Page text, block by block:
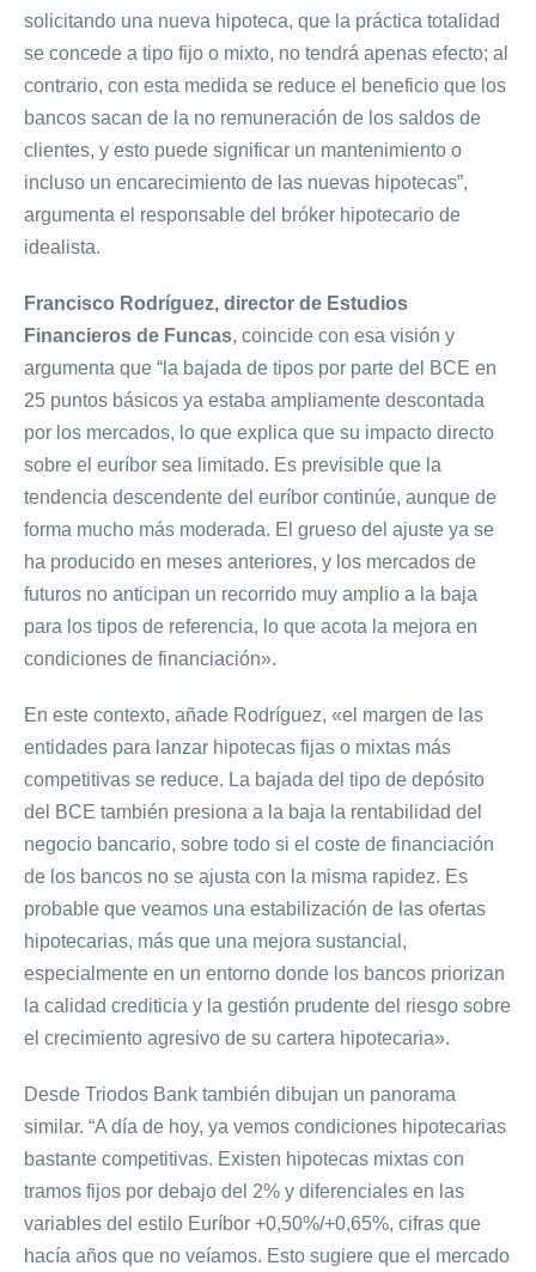
solicitando una nueva hipoteca, que la práctica totalidad
se concede a tipo fijo o mixto, no tendrá apenas efecto; al
contrario, con esta medida se reduce el beneficio que los
bancos sacan de la no remuneración de los saldos de
clientes, y esto puede significar un mantenimiento o
incluso un encarecimiento de las nuevas hipotecas”,
argumenta el responsable del bróker hipotecario de
idealista.
Francisco Rodríguez, director de Estudios
Financieros de Funcas, coincide con esa visión y
argumenta que “la bajada de tipos por parte del BCE en
25 puntos básicos ya estaba ampliamente descontada
por los mercados, lo que explica que su impacto directo
sobre el euríbor sea limitado. Es previsible que la
tendencia descendente del euríbor continúe, aunque de
forma mucho más moderada. El grueso del ajuste ya se
ha producido en meses anteriores, y los mercados de
futuros no anticipan un recorrido muy amplio a la baja
para los tipos de referencia, lo que acota la mejora en
condiciones de financiación».
En este contexto, añade Rodríguez, «el margen de las
entidades para lanzar hipotecas fijas o mixtas más
competitivas se reduce. La bajada del tipo de depósito
del BCE también presiona a la baja la rentabilidad del
negocio bancario, sobre todo si el coste de financiación
de los bancos no se ajusta con la misma rapidez. Es
probable que veamos una estabilización de las ofertas
hipotecarias, más que una mejora sustancial,
especialmente en un entorno donde los bancos priorizan
la calidad crediticia y la gestión prudente del riesgo sobre
el crecimiento agresivo de su cartera hipotecaria».
Desde Triodos Bank también dibujan un panorama
similar. “A día de hoy, ya vemos condiciones hipotecarias
bastante competitivas. Existen hipotecas mixtas con
tramos fijos por debajo del 2% y diferenciales en las
variables del estilo Euríbor +0,50%/+0,65%, cifras que
hacía años que no veíamos. Esto sugiere que el mercado